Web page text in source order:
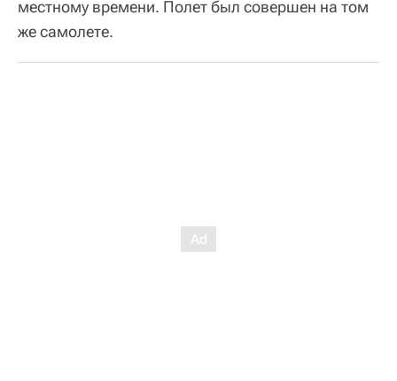
местному времени. Полет был совершен на том
же самолете.